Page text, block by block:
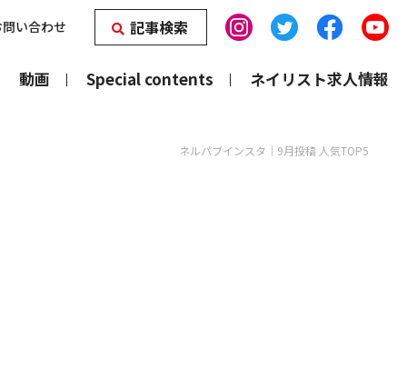
い合わせ
動画 Special contents ネイリスト求人情報
記事検索
ネルパブインスタ｜9月投稿 人気TOP5